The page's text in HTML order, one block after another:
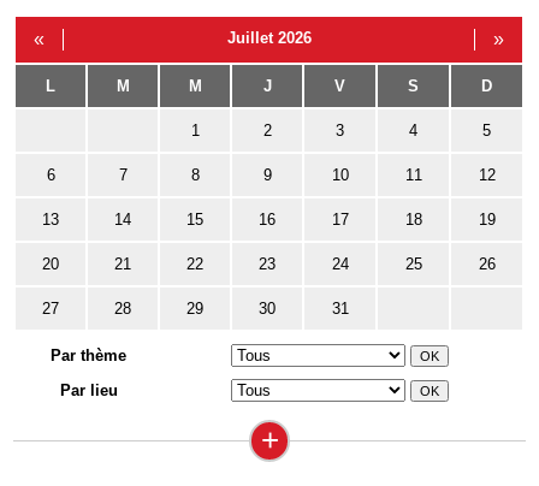
« Juillet 2026 »
L M M J V S D
1 2 3 4 5
6 7 8 9 10 11 12
13 14 15 16 17 18 19
20 21 22 23 24 25 26
27 28 29 30 31
Par thème
Par lieu
+